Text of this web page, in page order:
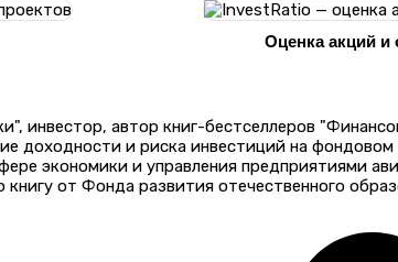
Оценка акций и
инвестор, автор книг-бестселлеров
доходности и риска инвестиций на
экономики и управления предприятиями
от Фонда развития отечественного